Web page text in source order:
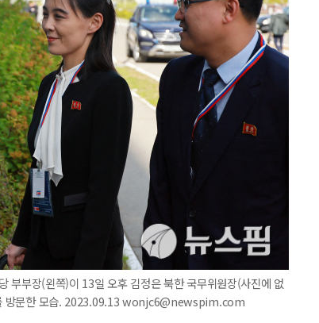
부부장(왼쪽)이 13일 오후 김정은 북한 국무위원장(사진에 없
방문한 모습. 2023.09.13 wonjc6@newspim.com